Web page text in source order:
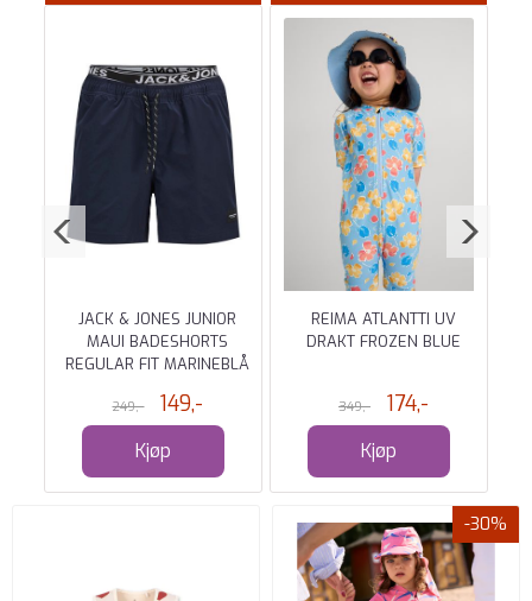
JACK & JONES JUNIOR
MAUI BADESHORTS
REGULAR FIT MARINEBLÅ
249,- 149,-
Kjøp
REIMA ATLANTTI UV
DRAKT FROZEN BLUE
349,- 174,-
Kjøp
-30%